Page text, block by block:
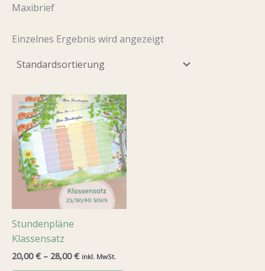
Maxibrief
Einzelnes Ergebnis wird angezeigt
Stundenpläne
Klassensatz
20,00€ – 28,00€ inkl. MwSt.